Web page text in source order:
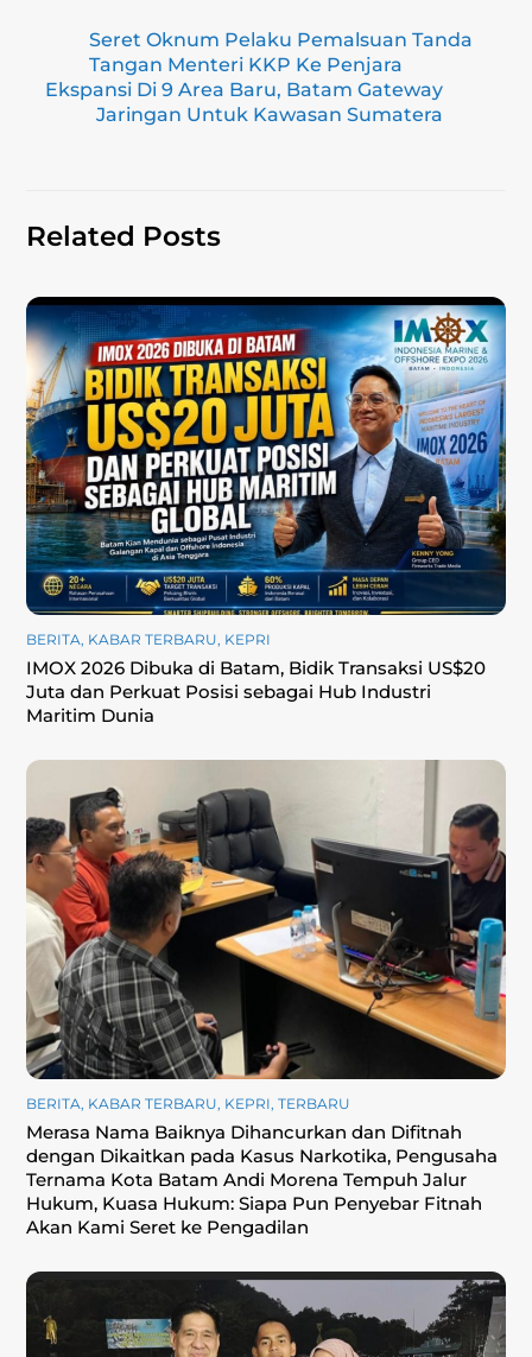
ai
e
gr
a
e c
e
b
at
s
A
p
y
Li
ar
Seret Oknum Pelaku Pemalsuan Tanda
Tangan Menteri KKP Ke Penjara
Ekspansi Di 9 Area Baru, Batam Gateway
Jaringan Untuk Kawasan Sumatera
Related Posts
BERITA, KABAR TERBARU, KEPRI
‎IMOX 2026 Dibuka di Batam, Bidik Transaksi US$20
Juta dan Perkuat Posisi sebagai Hub Industri
Maritim Dunia
BERITA, KABAR TERBARU, KEPRI,TERBARU
Merasa Nama Baiknya Dihancurkan dan Difitnah
dengan Dikaitkan pada Kasus Narkotika, Pengusaha
Ternama Kota Batam Andi Morena Tempuh Jalur
Hukum, Kuasa Hukum: Siapa Pun Penyebar Fitnah
Akan Kami Seret ke Pengadilan